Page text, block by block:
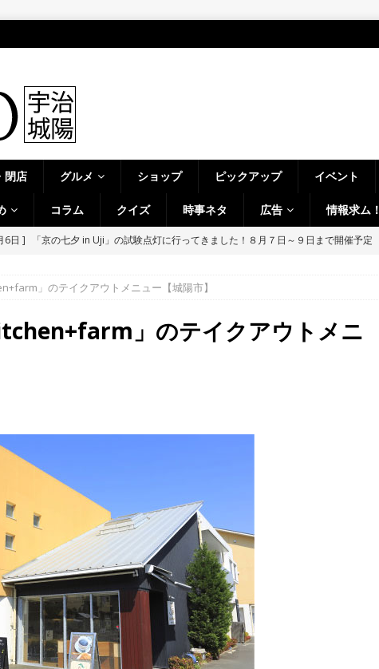
閉店 グルメ ショップ ピックアップ イベント
コラム クイズ 時事ネタ 広告 情報求ム！
6日 ]
「京の七夕 in Uji」の試験点灯に行ってきました！８月７日～９日まで開催予定
6日 ]
8月8日～14日イベントまとめ！夏祭り、ライトアップ、グルメなどワイワイ盛
日 ]
日 ]
に舌鼓！【京都府八幡市】
８月３日、クマと思われる動物が確認されました。国道307号奥山田茶屋トンネ
市に向かって約400mの農地【京都府宇治田原町】
」のテイクアウトメニュー【城陽市】
」のテイクアウトメニ
h
r
a
d
s